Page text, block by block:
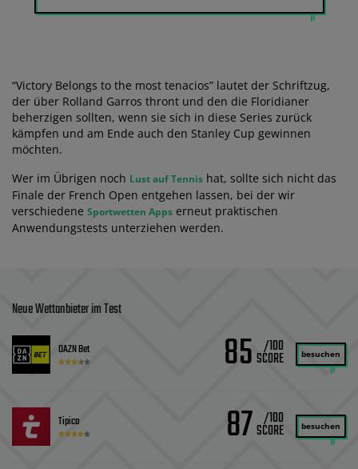
“Victory Belongs to the most tenacios” lautet der Schriftzug,
der über Rolland Garros thront und den die Floridianer
beherzigen sollten, wenn sie sich in diese Series zurück
kämpfen und am Ende auch den Stanley Cup gewinnen
möchten.
Wer im Übrigen noch Lust auf Tennis hat, sollte sich nicht das
Finale der French Open entgehen lassen, bei der wir
verschiedene Sportwetten Apps erneut praktischen
Anwendungstests unterziehen werden.
Neue Wettanbieter im Test
DAZN Bet 85 /100 besuchen
Tipico 87 /100 besuchen